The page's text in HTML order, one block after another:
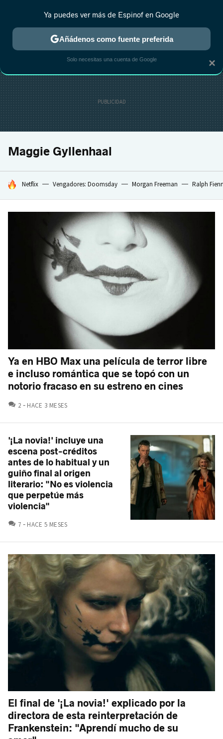
MENÚ NUEVO
ESTRENOS REALITY ANIME RANKINGS CINE
Maggie Gyllenhaal
HOY SE HABLA DE
Netflix Vengadores: Doomsday Morgan Freeman Ralph
Ya en HBO Max una película de terror libre
e incluso romántica que se topó con un
notorio fracaso en su estreno en cines
2 COMENTARIOS
HACE 3 MESES
'¡La novia!' incluye una
escena post-créditos
antes de lo habitual y un
guiño final al origen
literario: "No es violencia
que perpetúe más
violencia"
7 COMENTARIOS
HACE 5 MESES
El final de '¡La novia!' explicado por la
directora de esta reinterpretación de
Frankenstein: "Aprendí mucho de su
×
Ya puedes ver más de Espinof en Google
Añádenos como fuente preferida
Solo necesitas una cuenta de Google